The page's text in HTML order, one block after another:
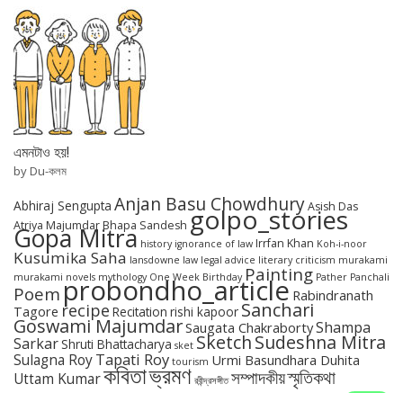
এমনটাও হয়!
by Du-কলম
Abhiraj Sengupta Anjan Basu ChowdhuryAsish Das
Atriya Majumdar Bhapa Sandesh golpo_stories
Gopa Mitra history ignorance of law Irrfan Khan Koh-i-noor
Kusumika Saha lansdowne law legal advice literary criticism murakami
murakami novels mythology One Week Birthday Painting Pather Panchali
Poem probondho_article Rabindranath
Tagore recipe Recitation rishi kapoor Sanchari
Goswami MajumdarSaugata ChakrabortyShampa
SarkarShruti Bhattacharya sket SketchSudeshna Mitra
Sulagna RoyTapati Roy tourism Urmi Basundhara Duhita
Uttam Kumarকবিতাভ্রমণ রবীন্দ্রসঙ্গীত সম্পাদকীয়স্মৃতিকথা